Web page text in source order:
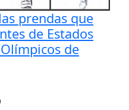
prendas que
de Estados
de